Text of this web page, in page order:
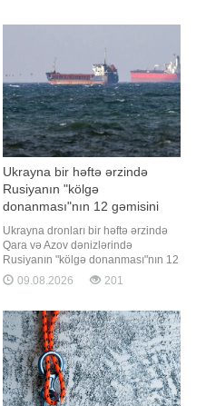
Ukrayna bir həftə ərzində
Rusiyanın "kölgə
donanması"nın 12 gəmisini
vurub
Ukrayna dronları bir həftə ərzində
Qara və Azov dənizlərində
Rusiyanın "kölgə donanması"nın 12
gəmisini vurub. "Report" xəbər verir
ki, bu barədə Ukraynanın Pilotsuz
Robert Brovdi teleqram kanalında
bildirib. Məlumata əsasən, gəmilər
avqustun 1-8-
09.08.2026 201